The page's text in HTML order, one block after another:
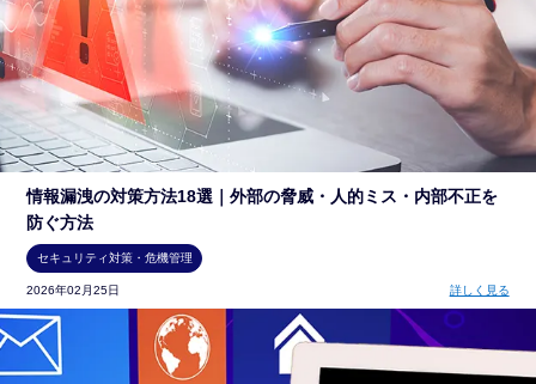
情報漏洩の対策方法18選｜外部の脅威・人的ミス・内部不正を
防ぐ方法
セキュリティ対策・危機管理
2026年02月25日 詳しく見る